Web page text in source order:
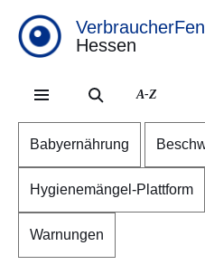
Hessen
A-Z
Babyernährung
Hygienemängel-Plattform
Warnungen